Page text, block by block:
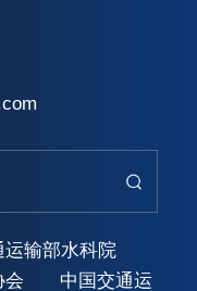
运输部水科院
会 中国交通运